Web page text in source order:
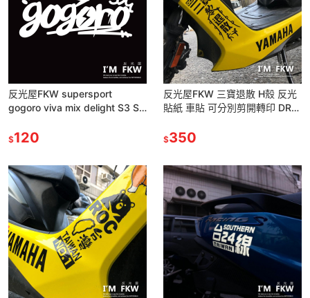
反光屋FKW supersport
gogoro viva mix delight S3 S2
$120
反光屋FKW 三寶退散 H殼 反光
貼紙 車貼 可分別剪開轉印 DRG
MMBCU 通用
$350